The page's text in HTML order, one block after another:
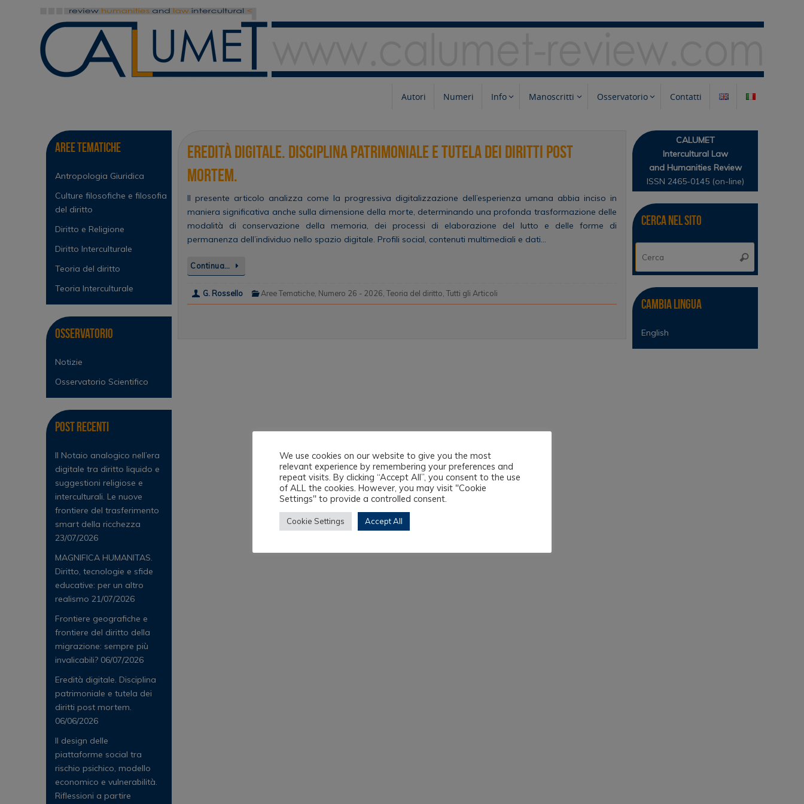
Autori Numeri Info Manoscritti Osservatorio Contatti
Eredità digitale. Disciplina patrimoniale e tutela dei diritti post
mortem.
Il presente articolo analizza come la progressiva digitalizzazione dell’esperienza umana abbia inciso in
maniera significativa anche sulla dimensione della morte, determinando una profonda trasformazione delle
modalità di conservazione della memoria, dei processi di elaborazione del lutto e delle forme di
permanenza dell’individuo nello spazio digitale. Profili social, contenuti multimediali e dati…
Continua…
G. Rossello Aree Tematiche, Numero 26 - 2026,Teoria del diritto,Tutti gli Articoli
Aree tematiche
Antropologia Giuridica
Culture filosofiche e filosofia
del diritto
Diritto e Religione
Diritto Interculturale
Teoria del diritto
Teoria Interculturale
Osservatorio
Notizie
Osservatorio Scientifico
Post Recenti
Il Notaio analogico nell’era
digitale tra diritto liquido e
suggestioni religiose e
interculturali. Le nuove
frontiere del trasferimento
smart della ricchezza
23/07/2026
MAGNIFICA HUMANITAS.
Diritto, tecnologie e sfide
educative: per un altro
realismo 21/07/2026
Frontiere geografiche e
frontiere del diritto della
migrazione: sempre più
invalicabili? 06/07/2026
Eredità digitale. Disciplina
patrimoniale e tutela dei
diritti post mortem.
06/06/2026
Il design delle
piattaforme social tra
rischio psichico, modello
economico e vulnerabilità.
Riflessioni a partire
CALUMET
Intercultural Law
and Humanities Review
ISSN 2465-0145 (on-line)
Cerca nel sito
Cerca
Cambia lingua
English
We use cookies on our website to give you the most
relevant experience by remembering your preferences and
repeat visits. By clicking “Accept All”, you consent to the use
of ALL the cookies. However, you may visit "Cookie
Settings" to provide a controlled consent.
Cookie Settings Accept All